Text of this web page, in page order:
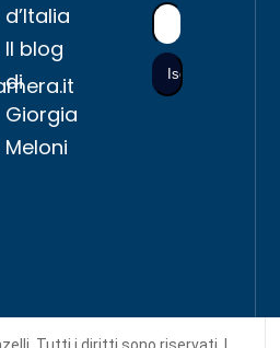
d’Italia
Il blog
di
Giorgia
Meloni